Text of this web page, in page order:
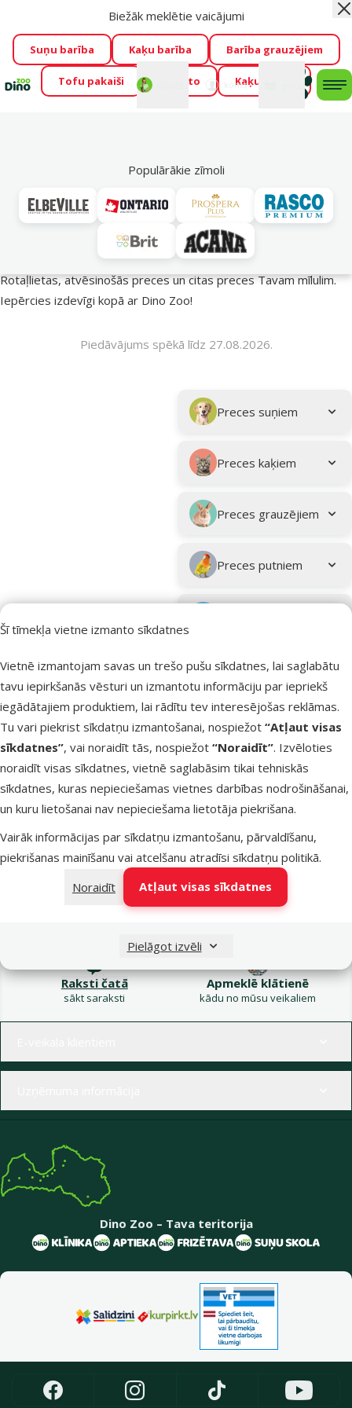
Visu mēnesi Dino Zoo piedāvā lieliskas cenas mīluļu TOP
barībām! 🍖→Skatīt piedāvājumu!
Fotokonkurss “GADA ŪSAIŅI”!
Varbūt tieši Tavs mīlulis
būs 2027. gada zvaigzne
→Piedalīties
Šī tīmekļa vietne izmanto sīkdatnes
Vietnē izmantojam savas un trešo pušu sīkdatnes, lai saglabātu
tavu iepirkšanās vēsturi un izmantotu informāciju par iepriekš
iegādātajiem produktiem, lai rādītu tev interesējošas reklāmas.
Tu vari piekrist sīkdatņu izmantošanai, nospiežot “Atļaut visas
sīkdatnes”, vai noraidīt tās, nospiežot “Noraidīt”. Izvēloties
noraidīt visas sīkdatnes, vietnē saglabāsim tikai tehniskās
sīkdatnes, kuras nepieciešamas vietnes darbības nodrošināšanai,
un kuru lietošanai nav nepieciešama lietotāja piekrišana.
Vairāk informācijas par sīkdatņu izmantošanu, pārvaldīšanu,
piekrišanas mainīšanu vai atcelšanu atradīsi sīkdatņu politikā.
Noraidīt
Atļaut visas sīkdatnes
Pielāgot izvēli
Mans
konts
Biežāk meklētie vaicājumi
Suņu barība Kaķu barība Barība grauzējiem
Tofu pakaiši Foresto Kaķu mājas
Populārākie zīmoli
Vasara turpinās – atlaides katrai gaumei!
Rotaļlietas, atvēsinošās preces un citas preces Tavam mīlulim.
Iepērcies izdevīgi kopā ar Dino Zoo!
Piedāvājums spēkā līdz 27.08.2026.
Apakškategorija
Preces suņiem
Preces kaķiem
Preces grauzējiem
Preces putniem
Preces
eksotiskajiem
Filtrs
Kampaņa: Vasara
turpinās – atlaides katrai
gaumei!
Kārtot pēc
Produkti nav atrasti
Raksti čatā
sākt saraksti
Apmeklē klātienē
kādu no mūsu veikaliem
Dino Zoo – Tava teritorija